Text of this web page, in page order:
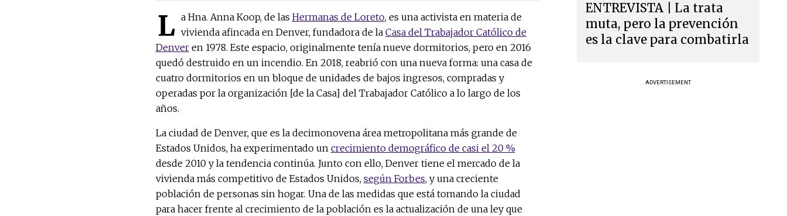
L a Hna. Anna Koop, de las Hermanas de Loreto, es una activista en materia de
vivienda afincada en Denver, fundadora de la Casa del Trabajador Católico de
Denveren 1978. Este espacio, originalmente tenía nueve dormitorios, pero en 2016
quedó destruido en un incendio. En 2018, reabrió con una nueva forma: una casa de
cuatro dormitorios en un bloque de unidades de bajos ingresos, compradas y
operadas por la organización [de la Casa] del Trabajador Católico a lo largo de los
años.
La ciudad de Denver, que es la decimonovena área metropolitana más grande de
Estados Unidos, ha experimentado un crecimiento demográfico de casi el 20 %
desde 2010 y la tendencia continúa. Junto con ello, Denver tiene el mercado de la
vivienda más competitivo de Estados Unidos, según Forbes, y una creciente
población de personas sin hogar. Una de las medidas que está tomando la ciudad
para hacer frente al crecimiento de la población es la actualización de una ley que
ENTREVISTA | La trata
muta, pero la prevención
es la clave para combatirla
ADVERTISEMENT